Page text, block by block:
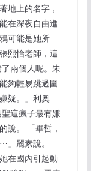
地上的名字，
在深夜自由進
可能是她所
熙怡老師，這
兩個人呢。朱
夠輕易跳過圍
疑。」利奧
這瘋子最有嫌
說。 「畢哲，
麗素說。
在國內引起動